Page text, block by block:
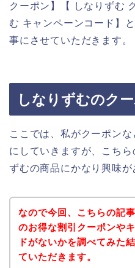
クーポン】【 しなりずむ
む キャンペーンコード】
事にさせていただきます。
しなりずむのク
ここでは、私がクーポン
にしていきますが、こち
ずむの商品にかなり興味が
なので今回、こちらの記
のお得な割引クーポンや
ドがないかを調べてみた
ていただきます。